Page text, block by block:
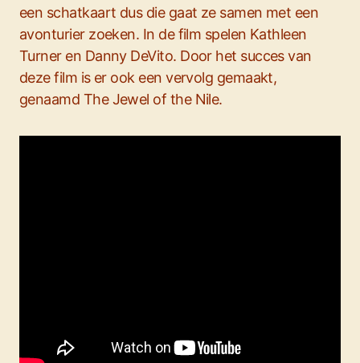
een schatkaart dus die gaat ze samen met een
avonturier zoeken. In de film spelen Kathleen
Turner en Danny DeVito. Door het succes van
deze film is er ook een vervolg gemaakt,
genaamd The Jewel of the Nile.